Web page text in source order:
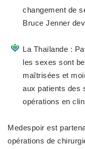
changement de
Bruce Jenner
La Thaïlande :
les sexes sont
maîtrisées et
aux patients des
opérations en
Medespoir est
opérations de